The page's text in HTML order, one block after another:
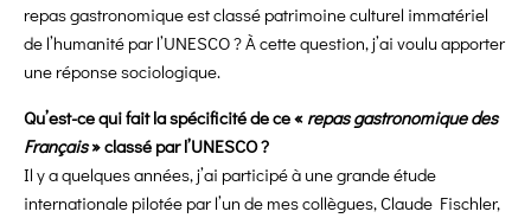
repas gastronomique est classé patrimoine culturel immatériel
de l’humanité par l’UNESCO ? À cette question, j’ai voulu apporter
une réponse sociologique.
Qu’est-ce qui fait la spécificité de ce « repas gastronomique des
Français» classé par l’UNESCO ?
Il y a quelques années, j’ai participé à une grande étude
internationale pilotée par l’un de mes collègues, Claude Fischler,